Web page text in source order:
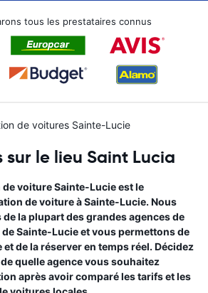
tous les prestataires connus
de voitures Sainte-Lucie
sur le lieu Saint Lucia
de voitureSainte-Lucieest le
de voiture àSainte-Lucie. Nous
la plupart des grandes agences de
Sainte-Lucieet vous permettons de
de la réserver en temps réel. Décidez
quelle agence vous souhaitez
après avoir comparé les tarifs et les